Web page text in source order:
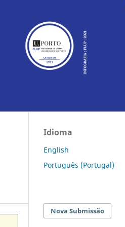
Idioma
English
Português (Portugal)
Nova Submissão